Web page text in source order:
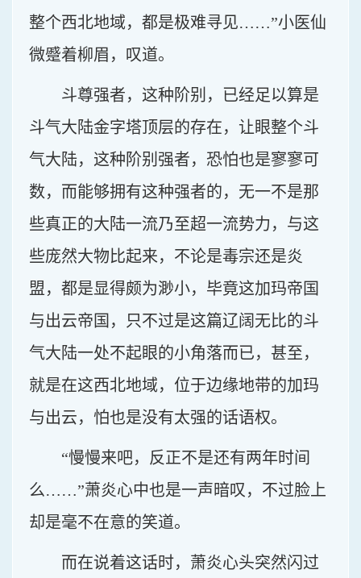
整个西北地域，都是极难寻见……”小医仙
微蹙着柳眉，叹道。
斗尊强者，这种阶别，已经足以算是
斗气大陆金字塔顶层的存在，让眼整个斗
气大陆，这种阶别强者，恐怕也是寥寥可
数，而能够拥有这种强者的，无一不是那
些真正的大陆一流乃至超一流势力，与这
些庞然大物比起来，不论是毒宗还是炎
盟，都是显得颇为渺小，毕竟这加玛帝国
与出云帝国，只不过是这篇辽阔无比的斗
气大陆一处不起眼的小角落而已，甚至，
就是在这西北地域，位于边缘地带的加玛
与出云，怕也是没有太强的话语权。
“慢慢来吧，反正不是还有两年时间
么……”萧炎心中也是一声暗叹，不过脸上
却是毫不在意的笑道。
而在说着这话时，萧炎心头突然闪过